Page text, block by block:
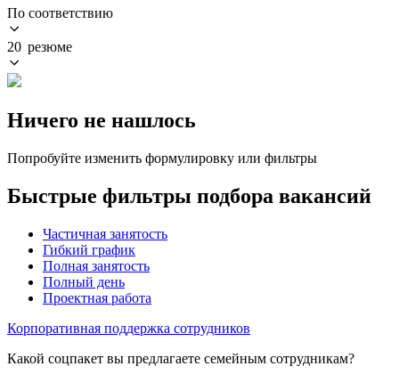
По соответствию
20 резюме
Ничего не нашлось
Попробуйте изменить формулировку или фильтры
Быстрые фильтры подбора вакансий
Частичная занятость
Гибкий график
Полная занятость
Полный день
Проектная работа
Корпоративная поддержка сотрудников
Какой соцпакет вы предлагаете семейным сотрудникам?